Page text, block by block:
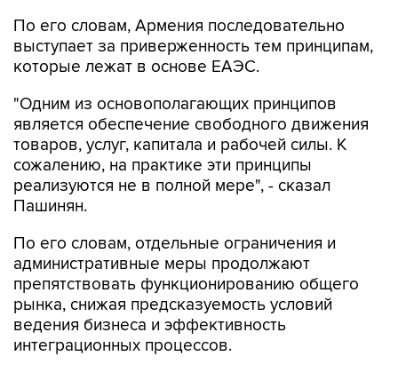
По его словам, Армения последовательно
выступает за приверженность тем принципам,
которые лежат в основе ЕАЭС.
"Одним из основополагающих принципов
является обеспечение свободного движения
товаров, услуг, капитала и рабочей силы. К
сожалению, на практике эти принципы
реализуются не в полной мере", - сказал
Пашинян.
По его словам, отдельные ограничения и
административные меры продолжают
препятствовать функционированию общего
рынка, снижая предсказуемость условий
ведения бизнеса и эффективность
интеграционных процессов.